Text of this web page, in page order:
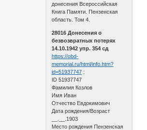
донесения Всероссийская
Книга Памяти. Пензенская
область. Том 4.
28016 Донесения о
безвозвратных потерях
14.10.1942 упр. 354 сд
https://obd-
memorial.ru/html/info.htm?
id=51937747 :
ID 51937747
Фамилия Козлов
Имя Иван
Отчество Евдокимович
Дата рождения/Возраст
__.__.1903
Место рождения Пензенская